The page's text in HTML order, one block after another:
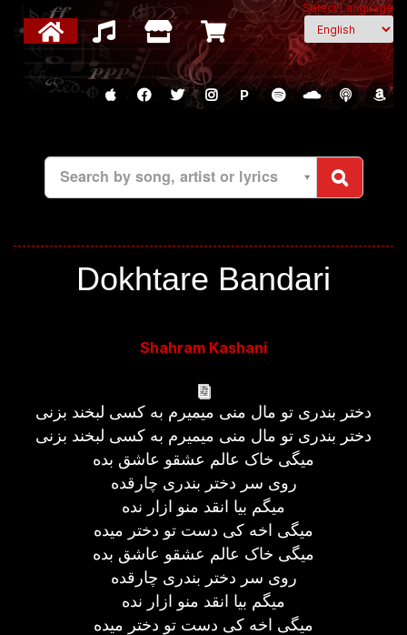
Select Language
P
Search by song, artist or lyrics
Dokhtare Bandari
Shahram Kashani
دختر بندری تو مال منی میمیرم به کسی لبخند بزنی
دختر بندری تو مال منی میمیرم به کسی لبخند بزنی
میگی خاک عالم عشقو عاشق بده
روی سر دختر بندری چارقده
میگم بیا انقد منو ازار نده
میگی اخه کی دست تو دختر میده
میگی خاک عالم عشقو عاشق بده
روی سر دختر بندری چارقده
میگم بیا انقد منو ازار نده
میگی اخه کی دست تو دختر میده